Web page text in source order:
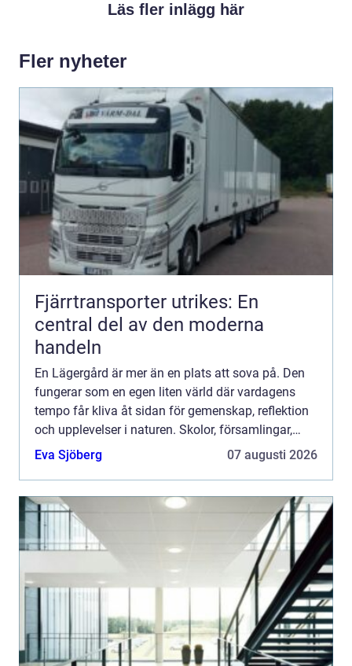
Läs fler inlägg här
Fler nyheter
Fjärrtransporter utrikes: En
central del av den moderna
handeln
En Lägergård är mer än en plats att sova på. Den
fungerar som en egen liten värld där vardagens
tempo får kliva åt sidan för gemenskap, reflektion
och upplevelser i naturen. Skolor, församlingar,
föreningar och företag använder lägergårdar för att
Eva Sjöberg 07 augusti 2026